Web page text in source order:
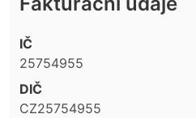
IČ
25754955
DIČ
CZ25754955